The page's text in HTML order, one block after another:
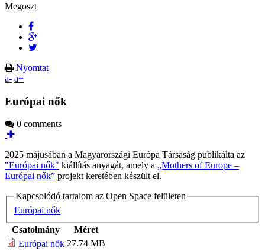
Megoszt
Nyomtat
a- a+
Európai nők
0 comments
2025 májusában a Magyarországi Európa Társaság publikálta az
"Európai nők" kiállítás anyagát, amely a „Mothers of Europe –
Európai nők” projekt keretében készült el.
Kapcsolódó tartalom az Open Space felületen
Európai nők
Csatolmány
Méret
Európai nők 27.74 MB